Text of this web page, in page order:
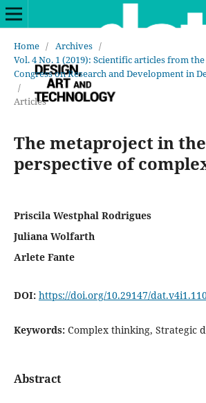
Home / Archives /
Vol. 4 No. 1 (2019): Scientific articles from
Congress on Research and Development in
/
Articles
The metaproject in the
perspective of
Priscila Westphal Rodrigues
Juliana Wolfarth
Arlete Fante
DOI: https://doi.org/10.29147/
Keywords: Complex thinking, Strategic
Abstract